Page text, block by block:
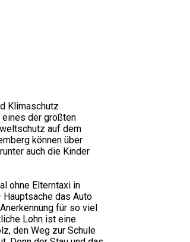
Klimaschutz
eines der größten
auf dem
können über
auch die Kinder
ohne Elterntaxi in
Hauptsache das Auto
für so viel
Lohn ist eine
den Weg zur Schule